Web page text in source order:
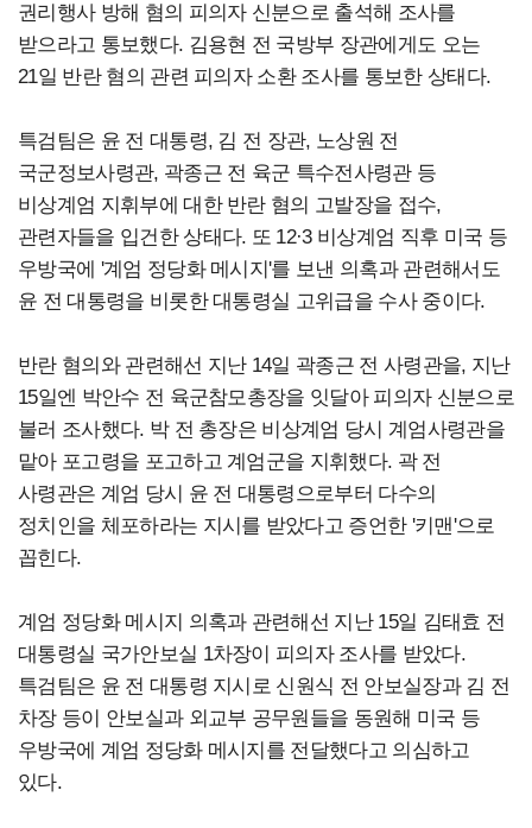
권리행사 방해 혐의 피의자 신분으로 출석해 조사를
받으라고 통보했다. 김용현 전 국방부 장관에게도 오는
21일 반란 혐의 관련 피의자 소환 조사를 통보한 상태다.
특검팀은 윤 전 대통령, 김 전 장관, 노상원 전
국군정보사령관, 곽종근 전 육군 특수전사령관 등
비상계엄 지휘부에 대한 반란 혐의 고발장을 접수,
관련자들을 입건한 상태다. 또 12·3 비상계엄 직후 미국 등
우방국에 '계엄 정당화 메시지'를 보낸 의혹과 관련해서도
윤 전 대통령을 비롯한 대통령실 고위급을 수사 중이다.
반란 혐의와 관련해선 지난 14일 곽종근 전 사령관을, 지난
15일엔 박안수 전 육군참모총장을 잇달아 피의자 신분으로
불러 조사했다. 박 전 총장은 비상계엄 당시 계엄사령관을
맡아 포고령을 포고하고 계엄군을 지휘했다. 곽 전
사령관은 계엄 당시 윤 전 대통령으로부터 다수의
정치인을 체포하라는 지시를 받았다고 증언한 '키맨'으로
꼽힌다.
계엄 정당화 메시지 의혹과 관련해선 지난 15일 김태효 전
대통령실 국가안보실 1차장이 피의자 조사를 받았다.
특검팀은 윤 전 대통령 지시로 신원식 전 안보실장과 김 전
차장 등이 안보실과 외교부 공무원들을 동원해 미국 등
우방국에 계엄 정당화 메시지를 전달했다고 의심하고
있다.